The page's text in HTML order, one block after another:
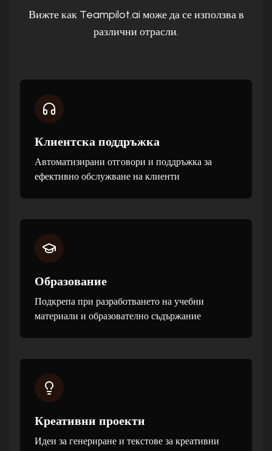
Вижте как Teampilot.ai може да се използва в
различни отрасли.
Клиентска поддръжка
Автоматизирани отговори и поддръжка за
ефективно обслужване на клиенти
Образование
Подкрепа при разработването на учебни
материали и образователно съдържание
Креативни проекти
Идеи за генериране и текстове за креативни